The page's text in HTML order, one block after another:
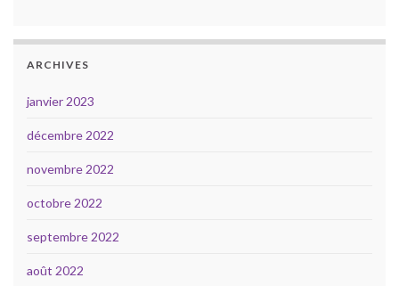
ARCHIVES
janvier 2023
décembre 2022
novembre 2022
octobre 2022
septembre 2022
août 2022